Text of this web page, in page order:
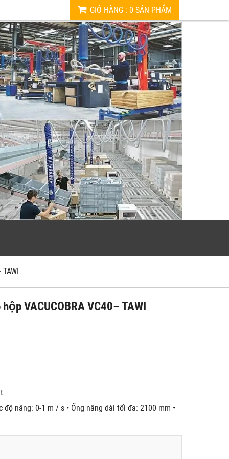
GIỎ HÀNG : 0 SẢN PHẨM
VACUCOBRA VC40– TAWI
độ nâng: 0-1 m / s • Ống nâng dài tối đa: 2100 mm •